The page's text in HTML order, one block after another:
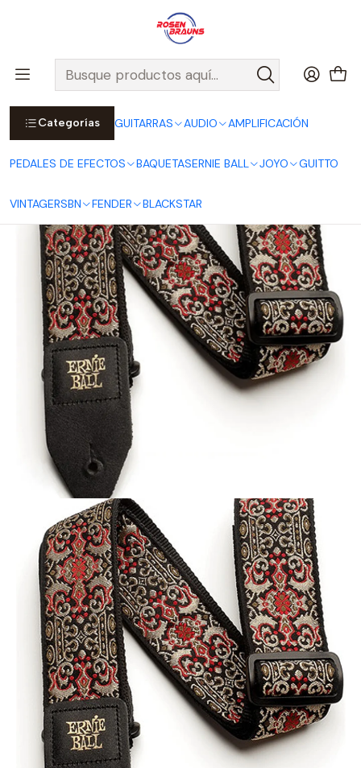
Categorías GUITARRAS AUDIO AMPLIFICACIÓN
PEDALES DE EFECTOS BAQUETASERNIE BALL JOYO GUITTO
VINTAGERSBN FENDER BLACKSTAR
Por compras sobre $25.000 en Santiago urbano, Colina o
Padre Hurtado, incluimos el despacho!
Ver Detalles
Inicio ERNIE BALL CORREAS ERNIE BALL
Jacquard Straps
Correa Jacquard Persian Gold P04167